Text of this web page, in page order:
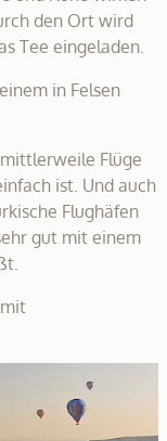
den Ort wird
Tee eingeladen.
in Felsen
Flüge
ist. Und auch
Flughäfen
gut mit einem